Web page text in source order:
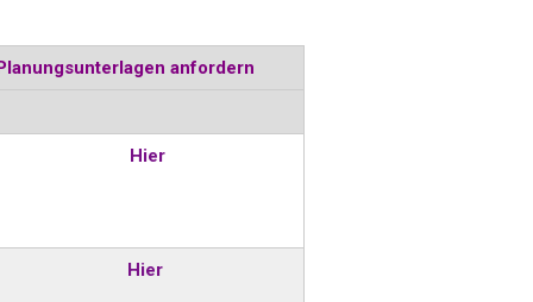
Hier
Hier
anfordern